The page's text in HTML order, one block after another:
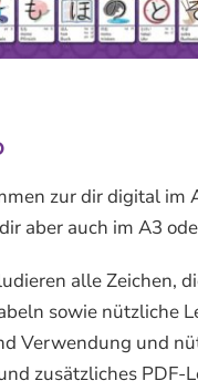
zur dir digital im
aber auch im A3
alle Zeichen,
sowie nützliche
Verwendung und
zusätzliches PDF-